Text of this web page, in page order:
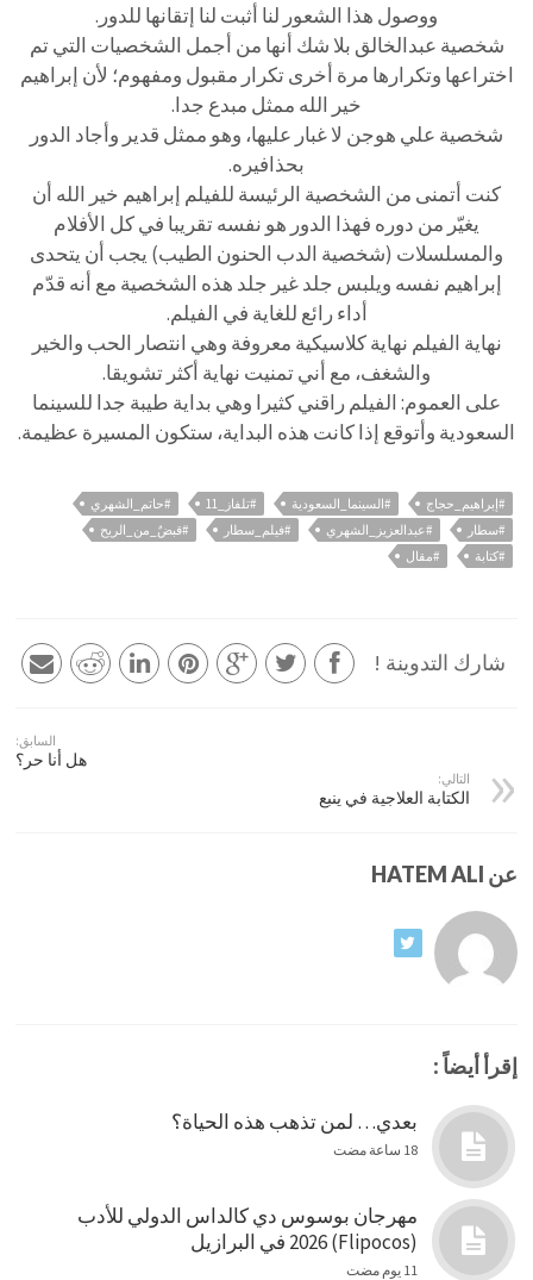
ووصول هذا الشعور لنا أثبت لنا إتقانها للدور.
شخصية عبدالخالق بلا شك أنها من أجمل الشخصيات التي تم
اختراعها وتكرارها مرة أخرى تكرار مقبول ومفهوم؛ لأن إبراهيم
خير الله ممثل مبدع جدا.
شخصية علي هوجن لا غبار عليها، وهو ممثل قدير وأجاد الدور
بحذافيره.
كنت أتمنى من الشخصية الرئيسة للفيلم إبراهيم خير الله أن
يغيّر من دوره فهذا الدور هو نفسه تقريبا في كل الأفلام
والمسلسلات (شخصية الدب الحنون الطيب) يجب أن يتحدى
إبراهيم نفسه ويلبس جلد غير جلد هذه الشخصية مع أنه قدّم
أداء رائع للغاية في الفيلم.
نهاية الفيلم نهاية كلاسيكية معروفة وهي انتصار الحب والخير
والشغف، مع أني تمنيت نهاية أكثر تشويقا.
على العموم: الفيلم راقني كثيرا وهي بداية طيبة جدا للسينما
السعودية وأتوقع إذا كانت هذه البداية، ستكون المسيرة عظيمة.
#إبراهيم_حجاج #السينما_السعودية #تلفاز_11
#حاتم_الشهري
#سطار
#عبدالعزيز_الشهري #فيلم_سطار
#قبضٌ_من_الريح
#كتابة
#مقال
شارك التدوينة !
السابق:
هل أنا حر؟
التالي:
الكتابة العلاجية في ينبع
عن HATEM ALI
إقرأ أيضاً :
بعدي… لمن تذهب هذه الحياة؟
18 ساعة مضت
مهرجان بوسوس دي كالداس الدولي للأدب
(Flipocos) 2026 في البرازيل
11 يوم مضت